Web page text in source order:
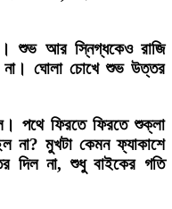
শুভ আর স্নিগ্ধকেও রাজি
না। ঘোলা চোখে শুভ উত্তর
পথে ফিরতে ফিরতে শুক্লা
না? মুখটা কেমন ফ্যাকাশে
দিল না, শুধু বাইকের গতি